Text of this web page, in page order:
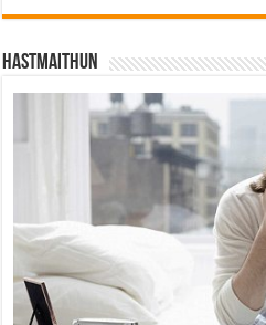
Hastmaithun